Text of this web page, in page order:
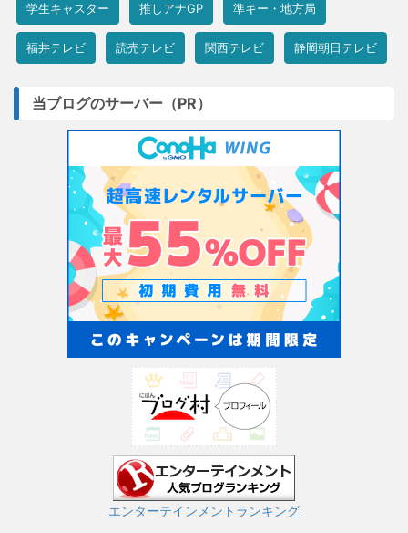
学生キャスター 推しアナGP 準キー・地方局
福井テレビ 読売テレビ 関西テレビ 静岡朝日テレビ
当ブログのサーバー（PR）
エンターテインメントランキング